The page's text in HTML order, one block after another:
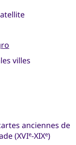
villes
anciennes de
(XVIe-XIXe)